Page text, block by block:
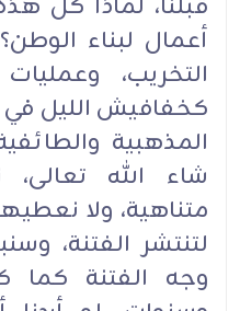
أعمال لبناء
التخريب، وعمليات
كخفافيش الليل في
المذهبية
شاء الله تعالى،
متناهية، ولا
لتنتشر الفتنة،
وجه الفتنة كما